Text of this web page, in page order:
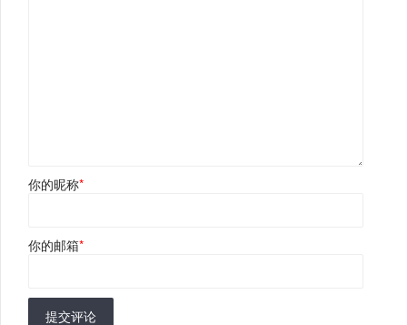
你的昵称*
你的邮箱*
提交评论